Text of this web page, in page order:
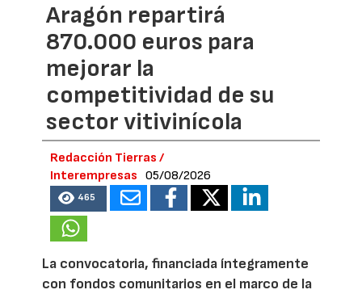
Aragón repartirá
870.000 euros para
mejorar la
competitividad de su
sector vitivinícola
Redacción Tierras /
Interempresas
05/08/2026
465
La convocatoria, financiada íntegramente
con fondos comunitarios en el marco de la